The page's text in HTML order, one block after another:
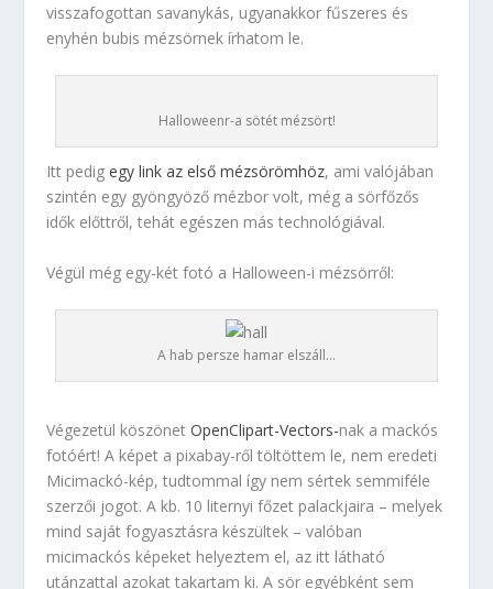
visszafogottan savanykás, ugyanakkor fűszeres és
enyhén bubis mézsörnek írhatom le.
Halloweenr-a sötét mézsört!
Itt pedigegy link az első mézsörömhöz, ami valójában
szintén egy gyöngyöző mézbor volt, még a sörfőzős
idők előttről, tehát egészen más technológiával.
Végül még egy-két fotó a Halloween-i mézsörről:
A hab persze hamar elszáll…
Végezetül köszönetOpenClipart-Vectors-nak a mackós
fotóért! A képet a pixabay-ről töltöttem le, nem eredeti
Micimackó-kép, tudtommal így nem sértek semmiféle
szerzői jogot. A kb. 10 liternyi főzet palackjaira – melyek
mind saját fogyasztásra készültek – valóban
micimackós képeket helyeztem el, az itt látható
utánzattal azokat takartam ki. A sör egyébként sem